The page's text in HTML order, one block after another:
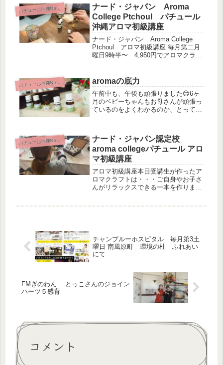
だりしては、本当に危険です。咳込ん
で気道を間違えたりしたら、命取...
パ
チュール沖縄News
ナード・ジャパン Aroma
College Ptchoul パチュール
沖縄アロマ初級講座
ナード・ジャパン Aroma College
Ptchoul アロマ初級講座 毎月第二月
曜日9時半〜 4,950円でアロマクラフ
加Mさんお一人と、資格を取ったアロ
マ・アドバ...
パ
チュール沖縄News aromaの底力
午前中も、午後も頑張りました😊6ヶ
月のベビーちゃんもお母さんが頑張っ
ているのをよくわかるのか、とっても
お勉強頑張るママの姿を見て、私と全
く同じ〜と、思い出しました。私も育
児...
パ
チュール沖縄News
ナード・ジャパン認定校
aroma collegeパチュール アロ
マ初級講座
アロマ初級講座本日受講生が作ったア
ロマクラフトは・・・ご自身やお子さ
んがリラックスできる一本を作りまし
チャンプルーホスピタル 毎月第3土
曜日 南風原町 環境の杜 ふれあい
にて
FMぎのわん とっこさんのジョイン
ハーツ５感育
コメント